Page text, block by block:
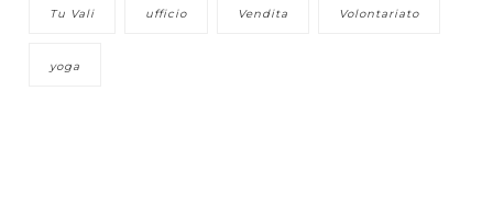
Tu Vali ufficio Vendita Volontariato
yoga